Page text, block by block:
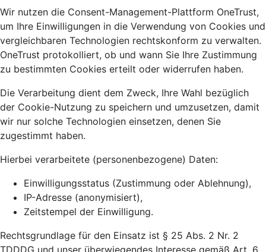
Wir nutzen die Consent-Management-Plattform OneTrust,
um Ihre Einwilligungen in die Verwendung von Cookies und
vergleichbaren Technologien rechtskonform zu verwalten.
OneTrust protokolliert, ob und wann Sie Ihre Zustimmung
zu bestimmten Cookies erteilt oder widerrufen haben.
Die Verarbeitung dient dem Zweck, Ihre Wahl bezüglich
der Cookie-Nutzung zu speichern und umzusetzen, damit
wir nur solche Technologien einsetzen, denen Sie
zugestimmt haben.
Hierbei verarbeitete (personenbezogene) Daten:
Einwilligungsstatus (Zustimmung oder Ablehnung),
IP-Adresse (anonymisiert),
Zeitstempel der Einwilligung.
Rechtsgrundlage für den Einsatz ist § 25 Abs. 2 Nr. 2
TDDDG und unser überwiegendes Interesse gemäß Art. 6